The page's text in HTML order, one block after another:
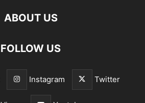
ABOUT US
FOLLOW US
Instagram Twitter